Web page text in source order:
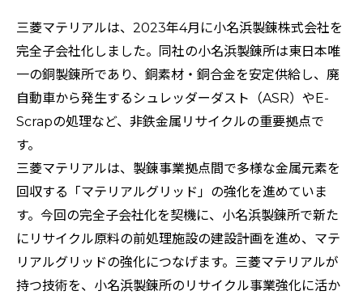
三菱マテリアルは、2023年4月に小名浜製錬株式会社を
完全子会社化しました。同社の小名浜製錬所は東日本唯
一の銅製錬所であり、銅素材・銅合金を安定供給し、廃
自動車から発生するシュレッダーダスト（ASR）やE-
Scrapの処理など、非鉄金属リサイクルの重要拠点で
す。
三菱マテリアルは、製錬事業拠点間で多様な金属元素を
回収する「マテリアルグリッド」の強化を進めていま
す。今回の完全子会社化を契機に、小名浜製錬所で新た
にリサイクル原料の前処理施設の建設計画を進め、マテ
リアルグリッドの強化につなげます。三菱マテリアルが
持つ技術を、小名浜製錬所のリサイクル事業強化に活か